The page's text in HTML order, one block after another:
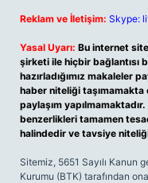
Reklam ve İletişim: Skype:
Yasal Uyarı: Bu internet
şirketi ile hiçbir bağlantısı
hazırladığımız makaleler
haber niteliği taşımamakta
paylaşım
benzerlikleri tamamen
halindedir ve tavsiye
Sitemiz, 5651 Sayılı Kanun
Kurumu (BTK) tarafından